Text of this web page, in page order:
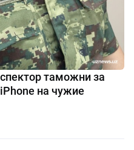
таможни за
на чужие